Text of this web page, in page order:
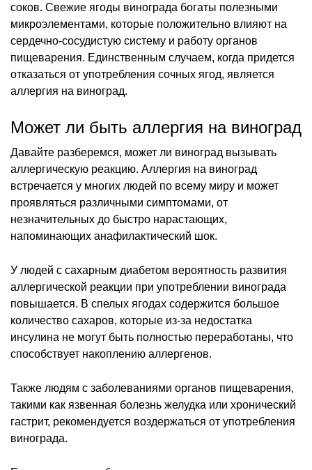
соков. Свежие ягоды винограда богаты полезными
микроэлементами, которые положительно влияют на
сердечно-сосудистую систему и работу органов
пищеварения. Единственным случаем, когда придется
отказаться от употребления сочных ягод, является
аллергия на виноград.
Может ли быть аллергия на виноград
Давайте разберемся, может ли виноград вызывать
аллергическую реакцию. Аллергия на виноград
встречается у многих людей по всему миру и может
проявляться различными симптомами, от
незначительных до быстро нарастающих,
напоминающих анафилактический шок.
У людей с сахарным диабетом вероятность развития
аллергической реакции при употреблении винограда
повышается. В спелых ягодах содержится большое
количество сахаров, которые из-за недостатка
инсулина не могут быть полностью переработаны, что
способствует накоплению аллергенов.
Также людям с заболеваниями органов пищеварения,
такими как язвенная болезнь желудка или хронический
гастрит, рекомендуется воздержаться от употребления
винограда.